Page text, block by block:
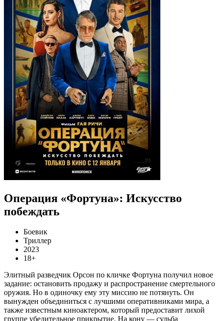
Операция «Фортуна»: Искусство
побеждать
Боевик
Триллер
2023
18+
Элитный разведчик Орсон по кличке Фортуна получил новое
задание: остановить продажу и распространение смертельного
оружия. Но в одиночку ему эту миссию не потянуть. Он
вынужден объединиться с лучшими оперативниками мира, а
также известным киноактером, который предоставит лихой
группе убедительное прикрытие. На кону — судьба